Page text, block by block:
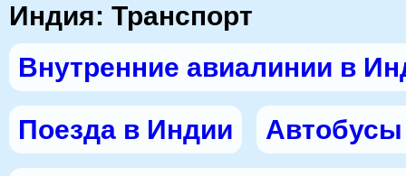
Индия: Транспорт
Внутренние авиалинии в
Поезда в Индии